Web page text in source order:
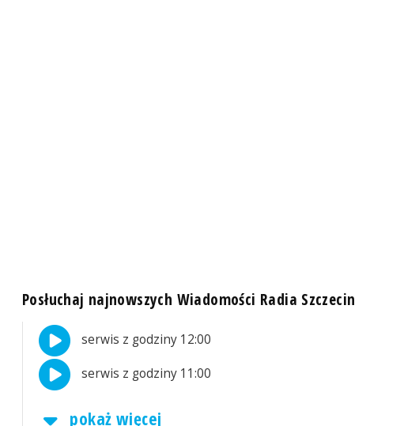
Posłuchaj najnowszych Wiadomości Radia Szczecin
serwis z godziny 12:00
serwis z godziny 11:00
pokaż więcej